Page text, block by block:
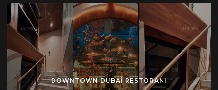
DOWNTOWN DUBAI RESTORANI